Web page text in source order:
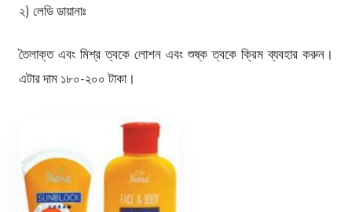
২) লেডি ডায়ানাঃ
তৈলাক্ত এবং মিশ্র ত্বকে লোশন এবং শুষ্ক ত্বকে ক্রিম ব্যবহার করুন।
এটার দাম ১৮০-২০০ টাকা।